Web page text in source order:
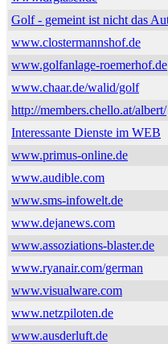
Golf - gemeint ist nicht das
www.clostermannshof.de
www.golfanlage-roemerhof.de
www.chaar.de/walid/golf
http://members.chello.at/albert/
Interessante Dienste im WEB
www.primus-online.de
www.audible.com
www.sms-infowelt.de
www.dejanews.com
www.assoziations-blaster.de
www.ryanair.com/german
www.visualware.com
www.netzpiloten.de
www.ausderluft.de